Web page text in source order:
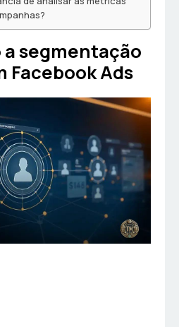
segmentação
Facebook Ads